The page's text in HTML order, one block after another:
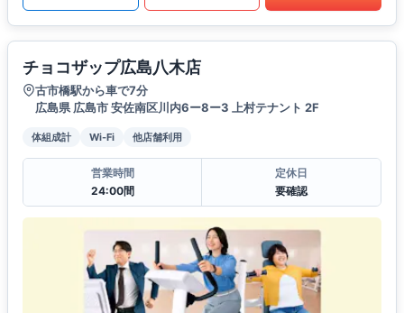
チョコザップ広島八木店
古市橋駅から車で7分
広島県 広島市 安佐南区川内6ー8ー3 上村テナント 2F
体組成計 Wi-Fi 他店舗利用
営業時間
24:00間
定休日
要確認